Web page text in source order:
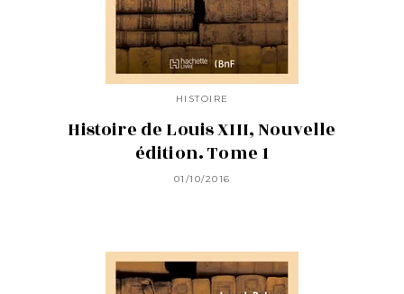
HISTOIRE
Histoire de Louis XIII, Nouvelle
édition. Tome 1
01/10/2016